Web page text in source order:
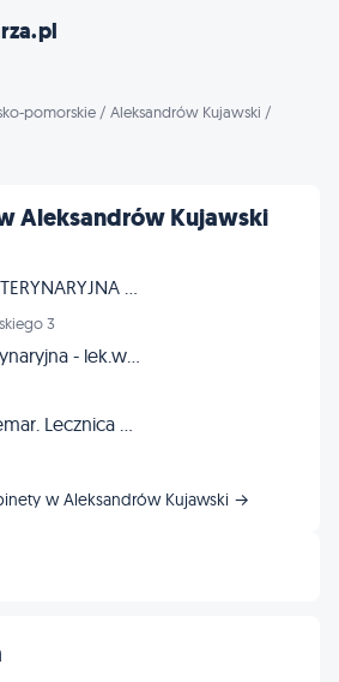
pomorskie / Aleksandrów Kujawski /
Aleksandrów Kujawski
PRZYCHODNIA WETERYNARYJNA "RANVET" MIKOŁAJ RANUS
3
Przychodnia Weterynaryjna - lek.wet Daria Misiura
"Górczewski Waldemar. Lecznica Dla Zwierząt"
w Aleksandrów Kujawski →